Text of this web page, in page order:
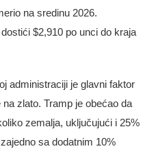
na sredinu 2026.
$2,910 po unci do kraja
administraciji je glavni faktor
zlato. Tramp je obećao da
zemalja, uključujući i 25%
sa dodatnim 10%